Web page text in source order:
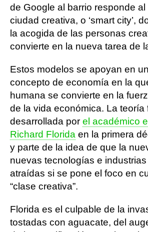
de Google al barrio responde
ciudad creativa, o ‘smart city’,
la acogida de las personas
convierte en la nueva tarea de
Estos modelos se apoyan en
concepto de economía en la
humana se convierte en la
de la vida económica. La teoría
desarrollada por el académico
Richard Florida en la primera
y parte de la idea de que la
nuevas tecnologías e
atraídas si se pone el foco en
“clase creativa”.
Florida es el culpable de la
tostadas con aguacate, del